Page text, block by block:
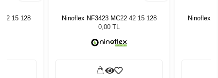
42 15 128
Ninoflex NF3423 MC22 42 15 128
0,00 TL
Ninoflex